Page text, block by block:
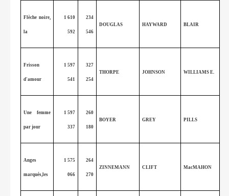
Flèche noire,
la
1 610
592
234
546
DOUGLAS HAYWARD BLAIR
Frisson
d'amour
1 597
541
327
254
THORPE JOHNSON WILLIAMS E.
Une femme
par jour
1 597
337
260
180
BOYER GREY PILLS
Anges
marqués,les
1 575
066
264
270
ZINNEMANN CLIFT MacMAHON